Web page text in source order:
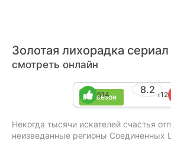
Золотая лихорадка сериал
смотреть онлайн
16 сезон
8.2
514 112
Некогда тысячи искателей счастья
неизведанные регионы Соединенных